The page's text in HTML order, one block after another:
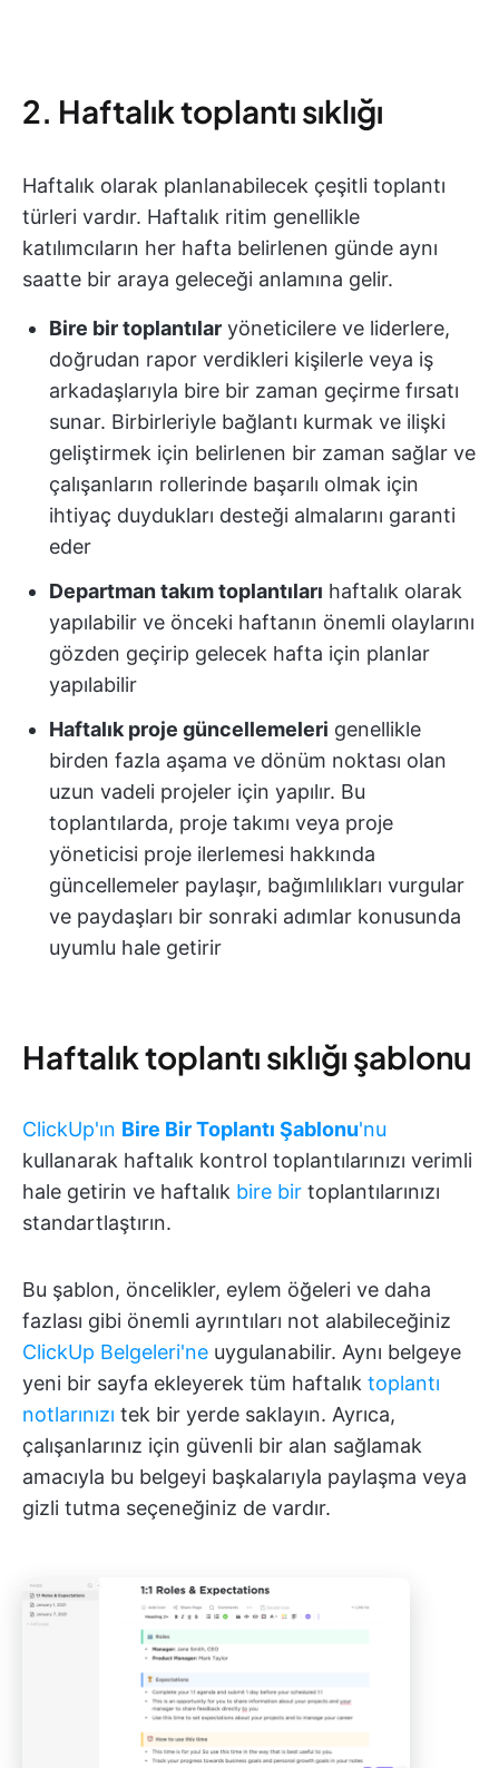
2. Haftalık toplantı sıklığı
Haftalık olarak planlanabilecek çeşitli toplantı
türleri vardır. Haftalık ritim genellikle
katılımcıların her hafta belirlenen günde aynı
saatte bir araya geleceği anlamına gelir.
Bire bir toplantılar yöneticilere ve liderlere,
doğrudan rapor verdikleri kişilerle veya iş
arkadaşlarıyla bire bir zaman geçirme fırsatı
sunar. Birbirleriyle bağlantı kurmak ve ilişki
geliştirmek için belirlenen bir zaman sağlar ve
çalışanların rollerinde başarılı olmak için
ihtiyaç duydukları desteği almalarını garanti
eder
Departman takım toplantıları haftalık olarak
yapılabilir ve önceki haftanın önemli olaylarını
gözden geçirip gelecek hafta için planlar
yapılabilir
Haftalık proje güncellemeleri genellikle
birden fazla aşama ve dönüm noktası olan
uzun vadeli projeler için yapılır. Bu
toplantılarda, proje takımı veya proje
yöneticisi proje ilerlemesi hakkında
güncellemeler paylaşır, bağımlılıkları vurgular
ve paydaşları bir sonraki adımlar konusunda
uyumlu hale getirir
Haftalık toplantı sıklığı şablonu
ClickUp'ın Bire Bir Toplantı Şablonu'nu
kullanarak haftalık kontrol toplantılarınızı verimli
hale getirin ve haftalık bire bir toplantılarınızı
standartlaştırın.
Bu şablon, öncelikler, eylem öğeleri ve daha
fazlası gibi önemli ayrıntıları not alabileceğiniz
ClickUp Belgeleri'ne uygulanabilir. Aynı belgeye
yeni bir sayfa ekleyerek tüm haftalık toplantı
notlarınızı tek bir yerde saklayın. Ayrıca,
çalışanlarınız için güvenli bir alan sağlamak
amacıyla bu belgeyi başkalarıyla paylaşma veya
gizli tutma seçeneğiniz de vardır.